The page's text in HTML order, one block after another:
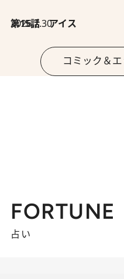
2026.7.30
第15話 アイス
コミック＆
FORTUNE
占い